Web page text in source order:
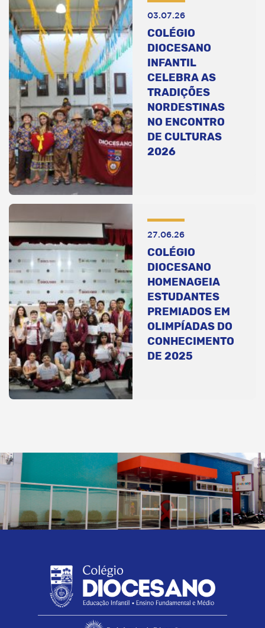
03.07.26
COLÉGIO
DIOCESANO
INFANTIL
CELEBRA AS
TRADIÇÕES
NORDESTINAS
NO ENCONTRO
DE CULTURAS
2026
27.06.26
COLÉGIO
DIOCESANO
HOMENAGEIA
ESTUDANTES
PREMIADOS EM
OLIMPÍADAS DO
CONHECIMENTO
DE 2025